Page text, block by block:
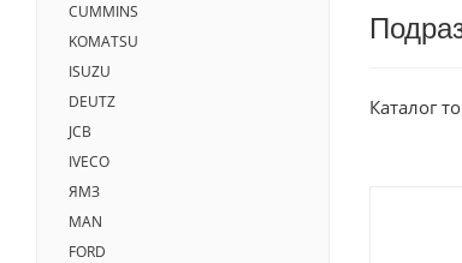
Каталог
CUMMINS
KOMATSU
ISUZU
DEUTZ
JCB
IVECO
ЯМЗ
MAN
FORD